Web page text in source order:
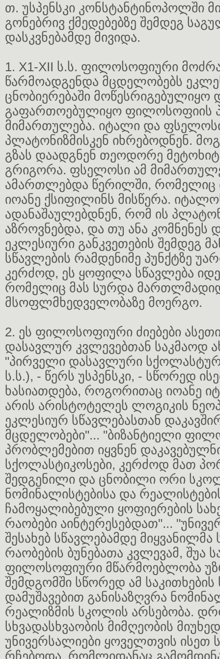
თ. უსპენსკი კონსტანტინოპოლში
გონებრივ ქმედებებზე შემდეგ
დასკვნებამდე მივიდა.
1. X1-XII ს.ს. ფილოსოფიური
წარმოადგენდა მცდელობებს
ცნობიერებაში მოწესრიგებულიყო
გაფართოებულიყო ფილოსოფიის
მიმართულება. იტალი და
პლატონიზმისკენ იხრებოდნენ.
გზას დაადგნენ თეოდორე
გრიგორა. ფსელოსი ამ
ამართლებდა წერილში, რომელიც
იოანე ქსიფილინს მისწერა.
ადანაშაულებდნენ, რომ ის
აზროვნებდა, და თუ ანა კომნენეს
ეკლესიური განკვეთების შემდეგ
სწავლების რამდენიმე პუნქტზე
კერძოდ, ეს ყოფილა სწავლება
რომელიც მას სურდა
მსოფლმხედველობაზე მოერგო.
2. ეს ფილოსოფიური ძიებები
დასავლურ კვლევებთან საკმაოდ
"პირველი დასავლური
ს.ს.), - წერს უსპენსკი, - სწორედ
ხასიათდება, როგორითაც იოანე
არის არისტოტელეს ლოგიკის
ეკლესიურ სწავლებასთან
მცდელობები"... "ბიზანტიელი
პრობლემებით იყვნენ
სქოლასტიკოსები, კერძოდ მათ
შედგენილი და ცნობილი ორი
ნომინალისტებისა და
ჩამოყალიბებული ყოფიერების
რაობები აინტერესებდათ"...
შესახებ სწავლებამდე მიყვანილმა
რაობების ბუნებათა კვლევამ, შუა
ფილოსოფიური მწარმოებლობა
შემდგომში სწორედ ამ საკითხების
დამუშავებით განისაზღვრა
რეალიზმის სკოლის არსებობა.
სხვადასხვაობის მიმღეობის
უნივერსალიები ყოველთვის ისეთ
რჩებოდა, რომლიდანაც